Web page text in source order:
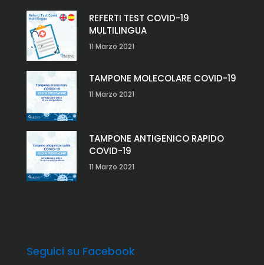
REFERTI TEST COVID-19
MULTILINGUA
11 Marzo 2021
TAMPONE MOLECOLARE COVID-19
11 Marzo 2021
TAMPONE ANTIGENICO RAPIDO
COVID-19
11 Marzo 2021
Seguici su Facebook